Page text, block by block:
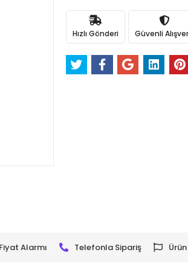
Hızlı Gönderi Güvenli
Fiyat Alarmı Telefonla Sipariş